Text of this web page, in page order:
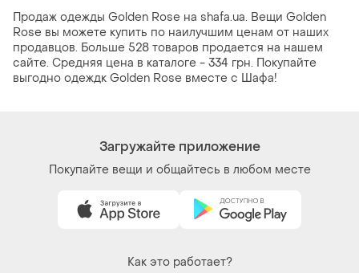
Продаж одежды Golden Rose на shafa.ua. Вещи Golden
Rose вы можете купить по наилучшим ценам от наших
продавцов. Больше 528 товаров продается на нашем
сайте. Средняя цена в каталоге - 334 грн. Покупайте
выгодно одеждк Golden Rose вместе с Шафа!
Загружайте приложение
Покупайте вещи и общайтесь в любом месте
Как это работает?